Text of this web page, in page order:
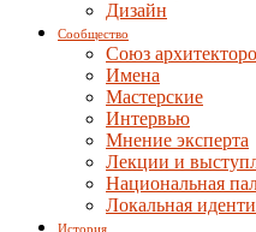
Дизайн
Сообщество
Союз
Имена
Мастерские
Интервью
Мнение эксперта
Лекции и
Национальная
Локальная
История